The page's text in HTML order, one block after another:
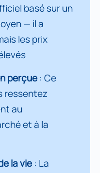
mesurée,
et crise du coût
(2000-2025)
basé sur un
— il a
les prix
perçue: Ce
ressentez
au
et à la
la vie: La